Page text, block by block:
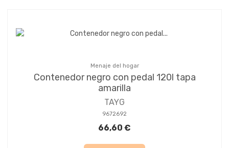
Menaje del hogar
Contenedor negro con pedal 120l tapa
amarilla
TAYG
9672692
66,60 €